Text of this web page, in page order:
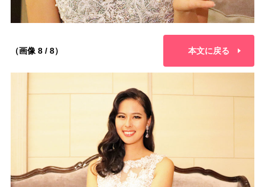
（画像 8 / 8） 本文に戻る